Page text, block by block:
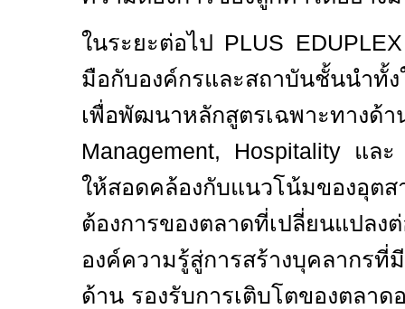
ในระยะต่อไป PLUS
มือกับองค์กรและสถาบันชั้นนำทั้ง
เพื่อพัฒนาหลักสูตรเฉพ
Management, Hospitality แล
ให้สอดคล้องกับแนวโน้มของอุต
ต้องการของตลาดที่เปลี่ยนแปล
องค์ความรู้สู่การสร้างบุคลากรที่
ด้าน รองรับการเติบโตของตลาด